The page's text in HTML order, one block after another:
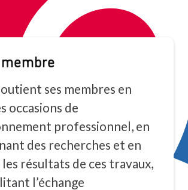
ses membres en
occasions de
professionnel, en
des recherches et en
résultats de ces travaux,
l’échange